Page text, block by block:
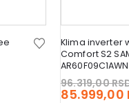
Klima inverter
Comfort S2
96.319,00
85.999,00